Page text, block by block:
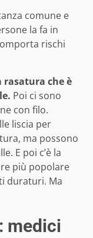
comune e
la fa in
rischi
rasatura che è
Poi ci sono
con filo.
liscia per
ma possono
E poi c’è la
più popolare
duraturi. Ma
medici